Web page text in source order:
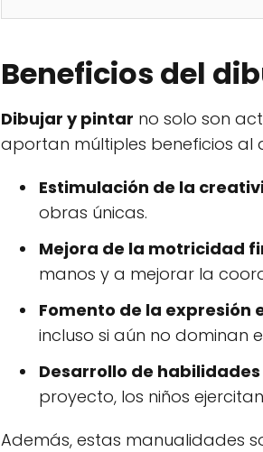
Beneficios del
Dibujar y pintar no solo son
aportan múltiples beneficios al
Estimulación de la
obras únicas.
Mejora de la motricidad
manos y a mejorar la
Fomento de la expresión
incluso si aún no dominan
Desarrollo de
proyecto, los niños
Además, estas manualidades